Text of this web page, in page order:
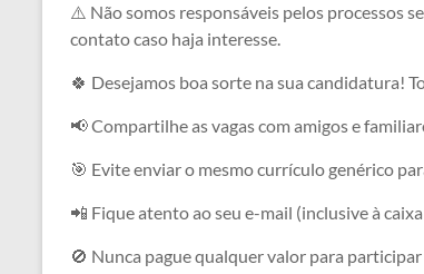
⚠️ Não somos responsáveis pelos processos
contato caso haja interesse.
🍀 Desejamos boa sorte na sua candidatura!
📢 Compartilhe as vagas com amigos e
🎯 Evite enviar o mesmo currículo genérico
📲 Fique atento ao seu e-mail (inclusive à
🚫 Nunca pague qualquer valor para